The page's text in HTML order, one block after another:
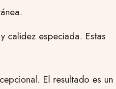
calidez especiada. Estas
El resultado es un